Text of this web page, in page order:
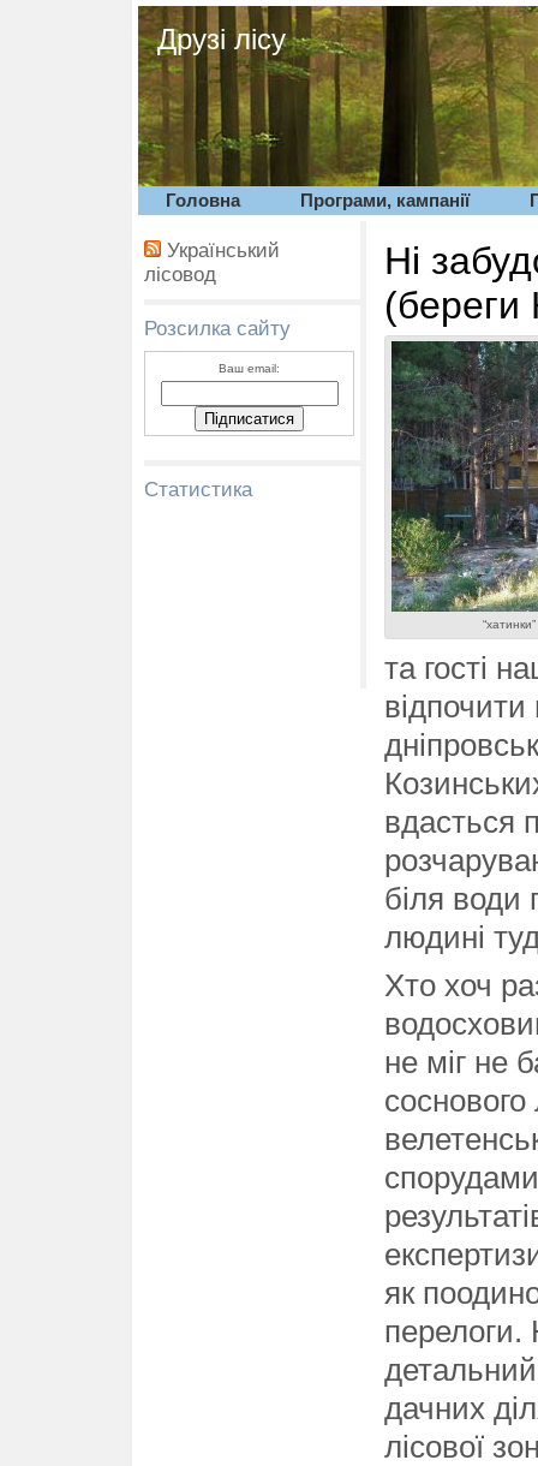
Друзі лісу
Головна Програми, кампанії
Український
лісовод
Розсилка сайту
Ваш email:
Статистика
Ні
(береги
та гості
вдасться
біля води
людині
Хто хоч
не міг не
соснового
як
перелоги.
дачних
лісової